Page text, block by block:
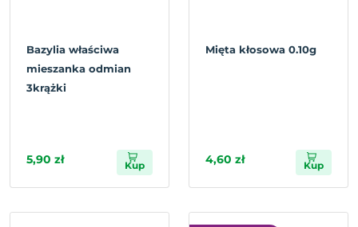
Bazylia właściwa
mieszanka odmian
3krążki
5,90 zł Kup
Mięta kłosowa 0.10g
4,60 zł Kup